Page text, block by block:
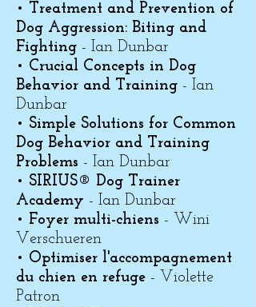
• Treatment and Prevention of
Dog Aggression: Biting and
Fighting - Ian Dunbar
• Crucial Concepts in Dog
Behavior and Training - Ian
Dunbar
• Simple Solutions for Common
Dog Behavior and Training
Problems - Ian Dunbar
• SIRIUS® Dog Trainer
Academy - Ian Dunbar
• Foyer multi-chiens - Wini
Verschueren
• Optimiser l'accompagnement
du chien en refuge - Violette
Patron